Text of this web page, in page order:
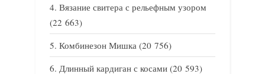
Вязание свитера с рельефным узором
(22 663)
Комбинезон Мишка (20 756)
Длинный кардиган с косами (20 593)